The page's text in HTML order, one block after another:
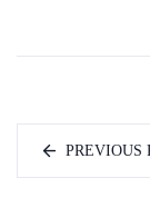
PREVIOUS